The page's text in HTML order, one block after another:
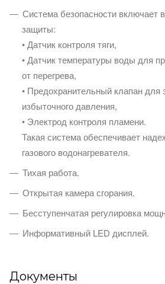
Система безопасности включает
защиты:
• Датчик контроля тяги,
• Датчик температуры воды для
от перегрева,
• Предохранительный клапан для
избыточного давления,
• Электрод контроля пламени.
Такая система обеспечивает
газового водонагревателя.
Тихая работа.
Открытая камера сгорания.
Бесступенчатая регулировка
Информативный LED дисплей.
Документы